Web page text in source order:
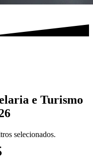
e Turismo
selecionados.